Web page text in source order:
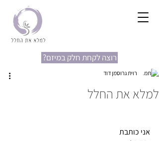
?רוצה לקחת חלק במיזם
למלא את החלל
רוית גרוסמן דוד
אני כותבת